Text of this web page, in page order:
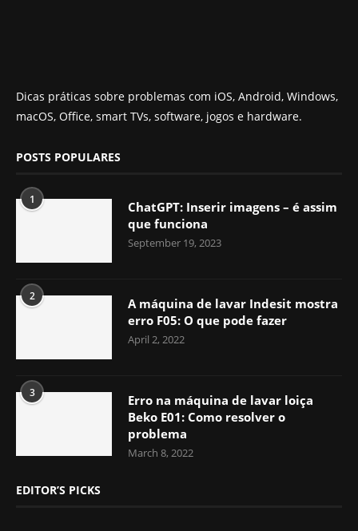
Dicas práticas sobre problemas com iOS, Android, Windows,
macOS, Office, smart TVs, software, jogos e hardware.
POSTS POPULARES
1
ChatGPT: Inserir imagens – é assim
que funciona
September 19, 2023
2
A máquina de lavar Indesit mostra
erro F05: O que pode fazer
April 2, 2022
3
Erro na máquina de lavar loiça
Beko E01: Como resolver o
problema
March 8, 2022
EDITOR’S PICKS